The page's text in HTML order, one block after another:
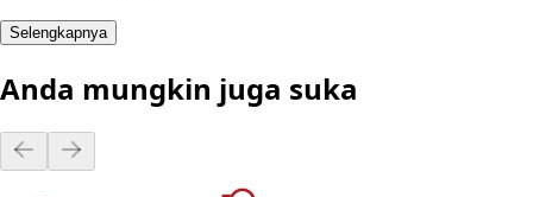
Selengkapnya
Anda mungkin juga suka